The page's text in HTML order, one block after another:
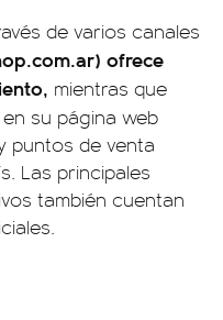
de varios canales
ofrece
mientras que
su página web
puntos de venta
Las principales
también cuentan